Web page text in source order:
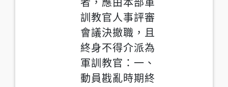
者，應由本部軍
訓教官人事評審
會議決撤職，且
終身不得介派為
軍訓教官：一、
動員戡亂時期終